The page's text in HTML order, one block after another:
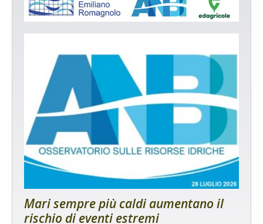
Mari sempre più caldi aumentano il
rischio di eventi estremi